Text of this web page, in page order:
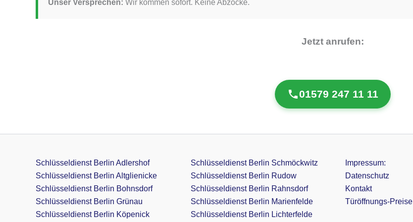
Unser Versprechen: Wir kommen sofort. Keine Abzocke.
Jetzt anrufen:
01579 247 11 11
Schlüsseldienst Berlin Adlershof
Schlüsseldienst Berlin Altglienicke
Schlüsseldienst Berlin Bohnsdorf
Schlüsseldienst Berlin Grünau
Schlüsseldienst Berlin Köpenick
Schlüsseldienst Berlin Schmöckwitz
Schlüsseldienst Berlin Rudow
Schlüsseldienst Berlin Rahnsdorf
Schlüsseldienst Berlin Marienfelde
Schlüsseldienst Berlin Lichterfelde
Impressum:
Datenschutz
Kontakt
Türöffnungs-Preise